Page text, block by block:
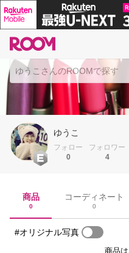
ゆうこ
フォロー
0
フォロワー
4
商品
0
コーディネート
0
#オリジナル写真
商品